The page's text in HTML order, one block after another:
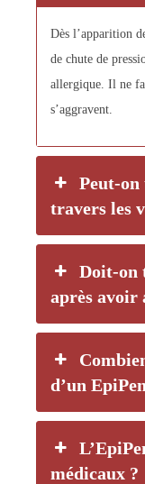
Dès l’apparition
de chute de
allergique. Il ne
s’aggravent.
Peut-
travers les
Doit-on
après avoir
d’un
médicaux ?